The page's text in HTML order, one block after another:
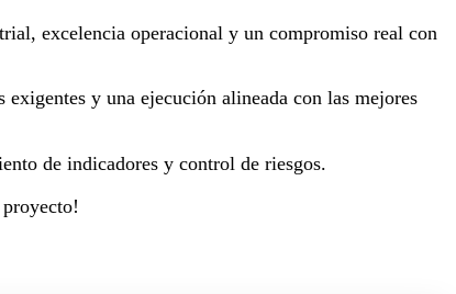
excelencia operacional y un compromiso real con
y una ejecución alineada con las mejores
de indicadores y control de riesgos.